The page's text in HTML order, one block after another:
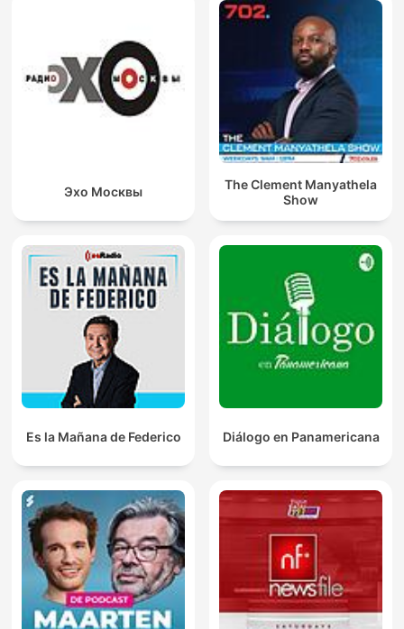
Эхо Москвы
The Clement Manyathela
Show
Es la Mañana de Federico Diálogo en Panamericana